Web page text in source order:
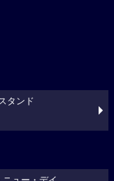
タンド